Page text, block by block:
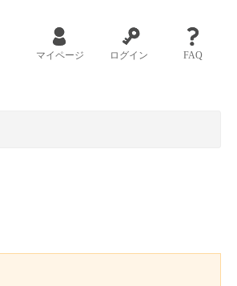
マイページ ログイン FAQ